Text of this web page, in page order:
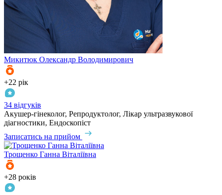
Микитюк Олександр Володимирович
+22 рік
34 відгуків
Акушер-гінеколог, Репродуктолог, Лікар ультразвукової
діагностики, Ендоскопіст
Записатись на прийом
Трощенко Ганна Віталіївна
+28 років